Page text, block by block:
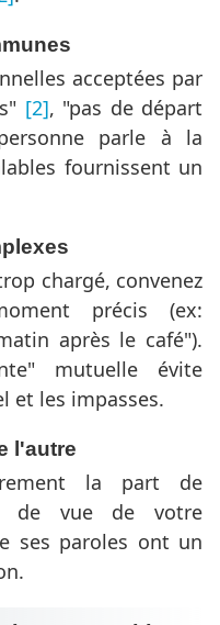
acceptées par
[2], "pas de départ
parle à la
fournissent un
chargé, convenez
précis (ex:
après le café").
mutuelle évite
et les impasses.
l'autre
la part de
de vue de votre
ses paroles ont un